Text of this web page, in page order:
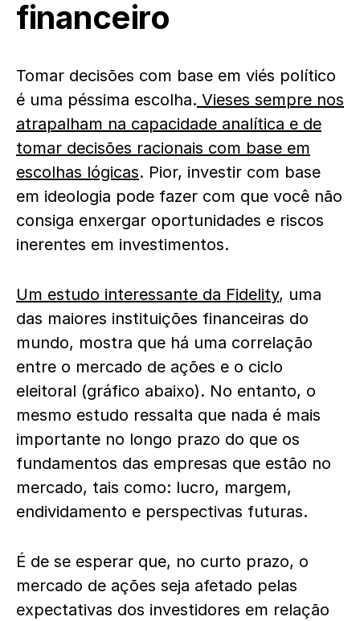
financeiro
Tomar decisões com base em viés político
é uma péssima escolha. Vieses sempre nos
atrapalham na capacidade analítica e de
tomar decisões racionais com base em
escolhas lógicas. Pior, investir com base
em ideologia pode fazer com que você não
consiga enxergar oportunidades e riscos
inerentes em investimentos.
Um estudo interessante da Fidelity, uma
das maiores instituições financeiras do
mundo, mostra que há uma correlação
entre o mercado de ações e o ciclo
eleitoral (gráfico abaixo). No entanto, o
mesmo estudo ressalta que nada é mais
importante no longo prazo do que os
fundamentos das empresas que estão no
mercado, tais como: lucro, margem,
endividamento e perspectivas futuras.
É de se esperar que, no curto prazo, o
mercado de ações seja afetado pelas
expectativas dos investidores em relação